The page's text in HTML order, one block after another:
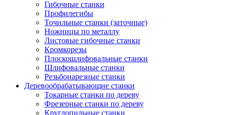
Гибочные станки
Профилегибы
Точильные станки (заточные)
Ножницы по металлу
Листовые гибочные станки
Кромкорезы
Плоскошлифовальные станки
Шлифовальные станки
Резьбонарезные станки
Деревообрабатывающие станки
Токарные станки по дереву
Фрезерные станки по дереву
Круглопильные станки